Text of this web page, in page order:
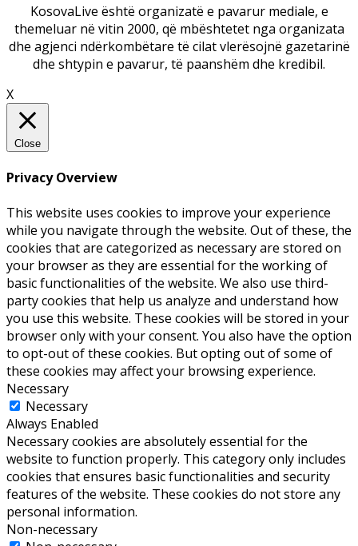
KosovaLive është organizatë e pavarur mediale, e
themeluar në vitin 2000, që mbështetet nga organizata
dhe agjenci ndërkombëtare të cilat vlerësojnë gazetarinë
dhe shtypin e pavarur, të paanshëm dhe kredibil.
X
Close
Privacy Overview
This website uses cookies to improve your experience
while you navigate through the website. Out of these, the
cookies that are categorized as necessary are stored on
your browser as they are essential for the working of
basic functionalities of the website. We also use third-
party cookies that help us analyze and understand how
you use this website. These cookies will be stored in your
browser only with your consent. You also have the option
to opt-out of these cookies. But opting out of some of
these cookies may affect your browsing experience.
Necessary
Necessary
Always Enabled
Necessary cookies are absolutely essential for the
website to function properly. This category only includes
cookies that ensures basic functionalities and security
features of the website. These cookies do not store any
personal information.
Non-necessary